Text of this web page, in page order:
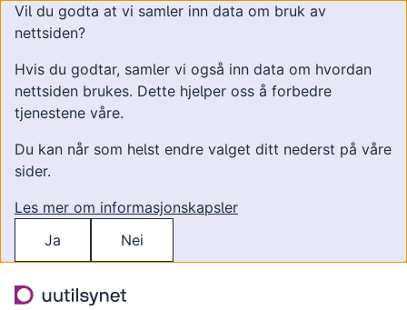
Vil du godta at vi samler inn data om bruk av
nettsiden?
Hvis du godtar, samler vi også inn data om hvordan
nettsiden brukes. Dette hjelper oss å forbedre
tjenestene våre.
Du kan når som helst endre valget ditt nederst på våre
sider.
Les mer om informasjonskapsler
Ja
Nei